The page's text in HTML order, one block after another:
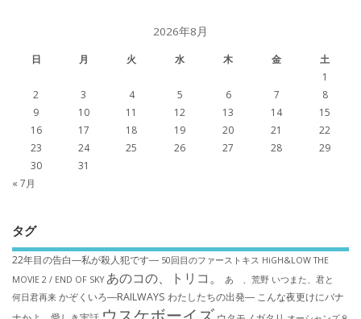
2026年8月
日 月 火 水 木 金
土
1
2
3 4 5 6 7
8
9
10 11 12 13 14
15
16
17 18 19 20 21
22
23
24 25 26 27 28
29
30
31
« 7月
タグ
22年目の告白―私が殺人犯です― 50回目のファーストキス HiGH&LOW THE
MOVIE 2 / END OF SKY あのコの、トリコ。 あゝ、荒野 いつまた、君と
何日君再来 かぞくいろ―RAILWAYS わたしたちの出発― こんな夜更けにバナ